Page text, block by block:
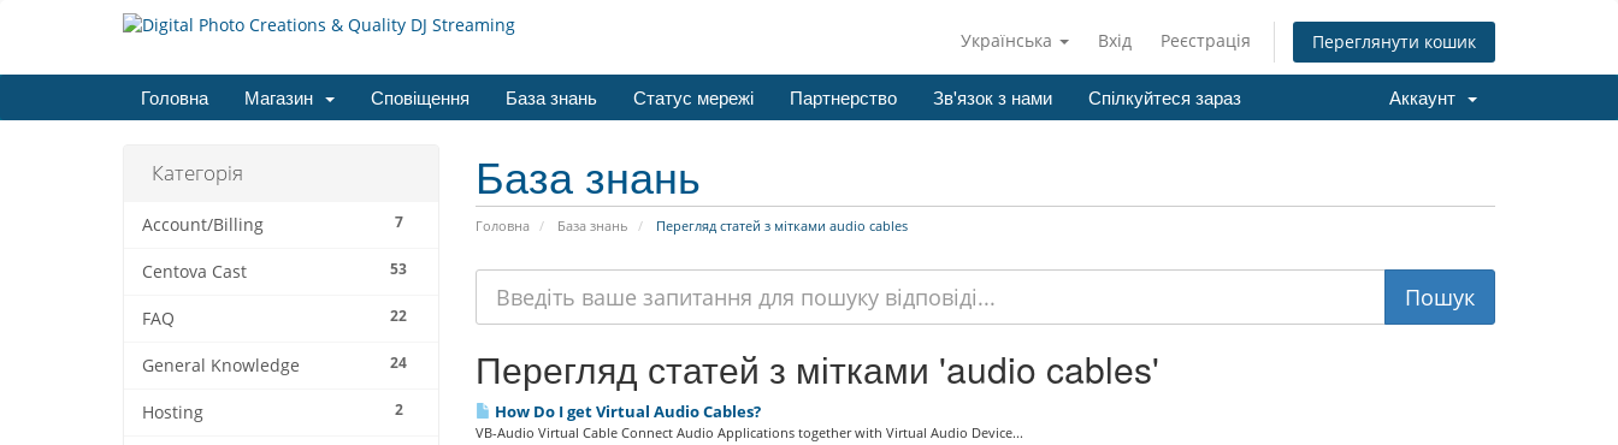
Українська Вхід Реєстрація Переглянути кошик
Головна Магазин Сповіщення База знань Статус мережі Партнерство Зв'язок з нами Спілкуйтеся зараз Аккаунт
База знань
Головна База знань Перегляд статей з мітками audio cables
Категорія
7
Account/Billing
53
Centova Cast
22
FAQ
24
General Knowledge
2
Hosting
Перегляд статей з мітками 'audio cables'
How Do I get Virtual Audio Cables?
VB-Audio Virtual Cable Connect Audio Applications together with Virtual Audio Device...